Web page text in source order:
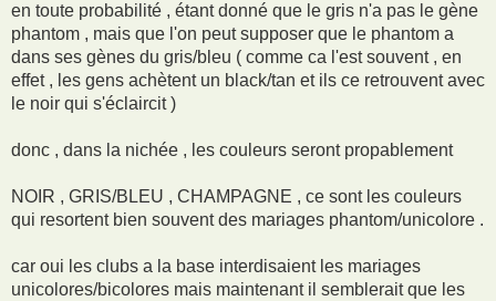
en toute probabilité , étant donné que le gris n'a pas le gène
phantom , mais que l'on peut supposer que le phantom a
dans ses gènes du gris/bleu ( comme ca l'est souvent , en
effet , les gens achètent un black/tan et ils ce retrouvent avec
le noir qui s'éclaircit )
donc , dans la nichée , les couleurs seront propablement
NOIR , GRIS/BLEU , CHAMPAGNE , ce sont les couleurs
qui resortent bien souvent des mariages phantom/unicolore .
car oui les clubs a la base interdisaient les mariages
unicolores/bicolores mais maintenant il semblerait que les